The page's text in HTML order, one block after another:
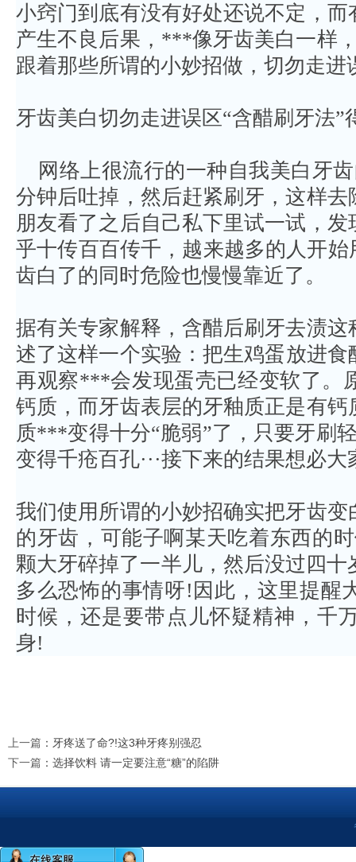
小窍门到底有没有好处还说不定，
产生不良后果，***像牙齿美白一样
跟着那些所谓的小妙招做，切勿走进
牙齿美白切勿走进误区“含醋刷牙法”
网络上很流行的一种自我美白牙
分钟后吐掉，然后赶紧刷牙，这样
朋友看了之后自己私下里试一试，
乎十传百百传千，越来越多的人开
齿白了的同时危险也慢慢靠近了。
据有关专家解释，含醋后刷牙去渍
述了这样一个实验：把生鸡蛋放进
再观察***会发现蛋壳已经变软了。
钙质，而牙齿表层的牙釉质正是有
质***变得十分“脆弱”了，只要牙刷
变得千疮百孔···接下来的结果想必
我们使用所谓的小妙招确实把牙齿
的牙齿，可能子啊某天吃着东西的
颗大牙碎掉了一半儿，然后没过四十
多么恐怖的事情呀!因此，这里提醒
时候，还是要带点儿怀疑精神，千
身!
上一篇 ： 牙疼送了命?!这3种牙疼别强忍
下一篇 ： 选择饮料 请一定要注意“糖”的陷阱